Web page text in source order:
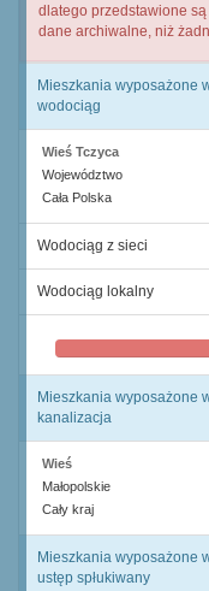
dlatego przedstawione
dane archiwalne, niż
Mieszkania wyposażone
wodociąg
Wieś Tczyca
Województwo
Cała Polska
Wodociąg z sieci
Wodociąg lokalny
Mieszkania wyposażone
kanalizacja
Wieś
Małopolskie
Cały kraj
Mieszkania wyposażone
ustęp spłukiwany